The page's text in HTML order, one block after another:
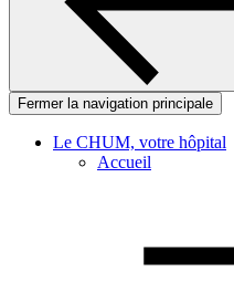
Fermer la navigation principale
Le CHUM, votre hôpital
Accueil